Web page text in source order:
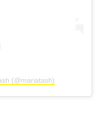
(@mariatash)